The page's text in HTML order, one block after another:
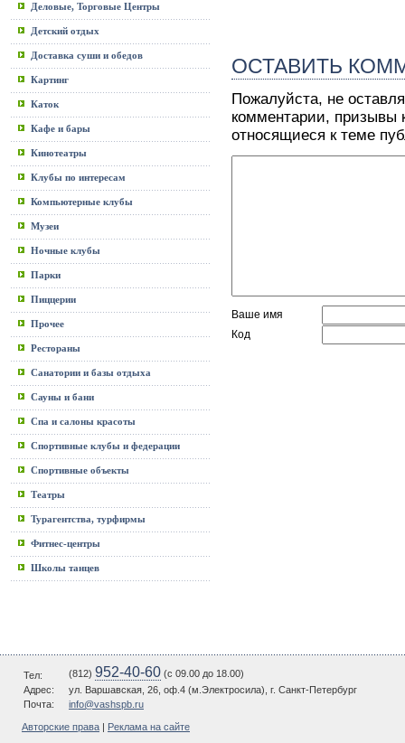
Деловые, Торговые Центры
Детский отдых
Доставка суши и обедов
Картинг
Каток
Кафе и бары
Кинотеатры
Клубы по интересам
Компьютерные клубы
Музеи
Ночные клубы
Парки
Пиццерии
Прочее
Рестораны
Санатории и базы отдыха
Сауны и бани
Спа и салоны красоты
Спортивные клубы и федерации
Спортивные объекты
Театры
Турагентства, турфирмы
Фитнес-центры
Школы танцев
ОСТАВИТЬ
Пожалуйста, не
комментарии, призывы
относящиеся к теме
Ваше имя
Код
Тел: (812) 952-40-60 (c 09.00 до 18.00)
Адрес:
ул. Варшавская, 26, оф.4 (м.Электросила), г. Санкт-Петербург
Почта:
info@vashspb.ru
Авторские права Реклама на сайте